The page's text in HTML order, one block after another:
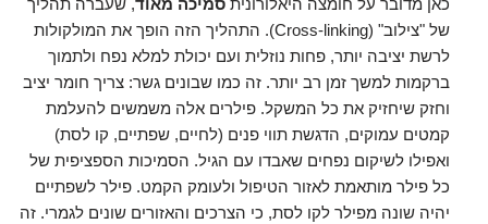
כאן מדובר על חומצה היאלורונית סמיכה מאוד, שעברה תהליך
של "צילוב" (Cross-linking). התהליך הזה הופך את המולקולות
לרשת יציבה יותר, פחות נוזלית ועם יכולת למלא נפח ולתמוך
ברקמות למשך זמן רב יותר. זה כמו שבונים גשר: צריך חומר יציב
וחזק שיחזיק את כל המשקל. פילרים אלה משמשים להעלמת
קמטים עמוקים, הדגשת תווי פנים (לחיים, שפתיים, קו לסת)
ואפילו לשיקום נפחים שאבדו עם הגיל. הסמיכות הספציפית של
כל פילר מותאמת לאזור הטיפול ולעומק הקמט. פילר לשפתיים
יהיה שונה מפילר לקו לסת, כי הצרכים והאזורים שונים לגמרי. זה